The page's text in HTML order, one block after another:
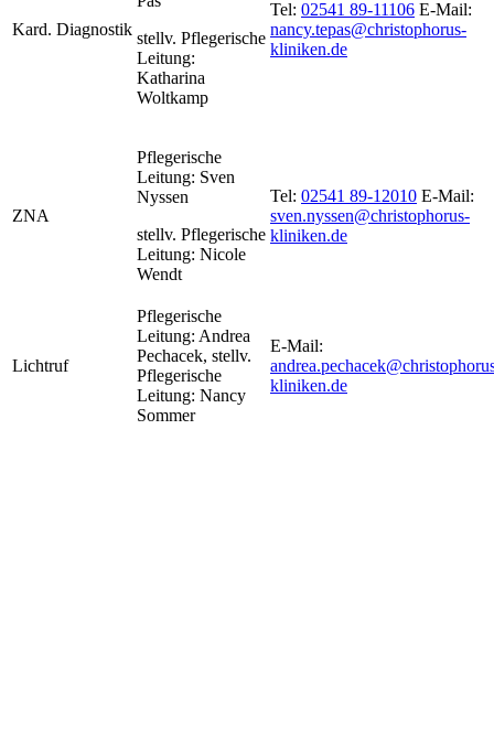
Kard. Diagnostik stellv. Pflegerische
Leitung:
Katharina
Woltkamp
Tel: 02541 89-11106 E-Mail:
nancy.tepas@christophorus-
kliniken.de
ZNA
Pflegerische
Leitung: Sven
Nyssen
stellv. Pflegerische
Leitung: Nicole
Wendt
Tel: 02541 89-12010 E-Mail:
sven.nyssen@christophorus-
kliniken.de
Lichtruf
Pflegerische
Leitung: Andrea
Pechacek, stellv.
Pflegerische
Leitung: Nancy
Sommer
E-Mail:
kliniken.de